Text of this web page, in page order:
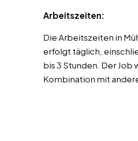
Arbeitszeiten:
Die Arbeitszeiten in
erfolgt täglich,
bis 3 Stunden. Der
Kombination mit